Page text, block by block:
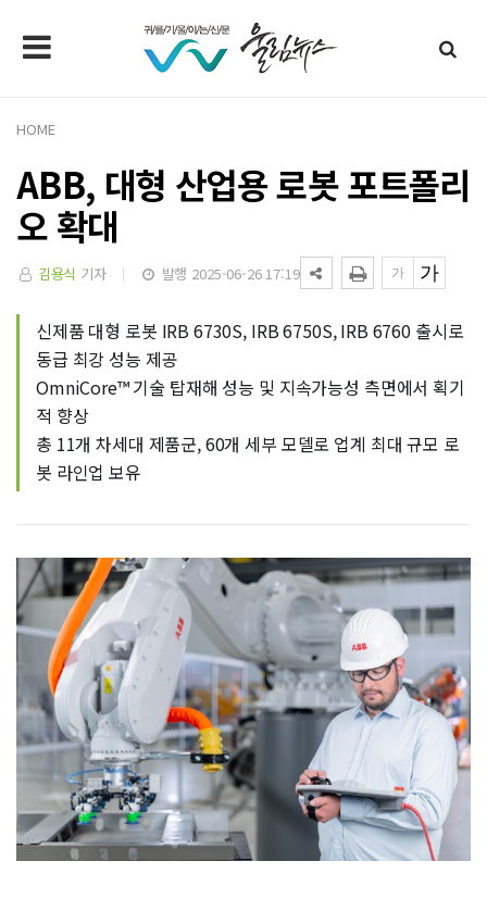
HOME
ABB, 대형 산업용 로봇 포트폴리
오 확대
김용식 기자 발행 2025-06-26 17:19
신제품 대형 로봇 IRB 6730S, IRB 6750S, IRB 6760 출시로
동급 최강 성능 제공
OmniCore™ 기술 탑재해 성능 및 지속가능성 측면에서 획기
적 향상
총 11개 차세대 제품군, 60개 세부 모델로 업계 최대 규모 로
봇 라인업 보유